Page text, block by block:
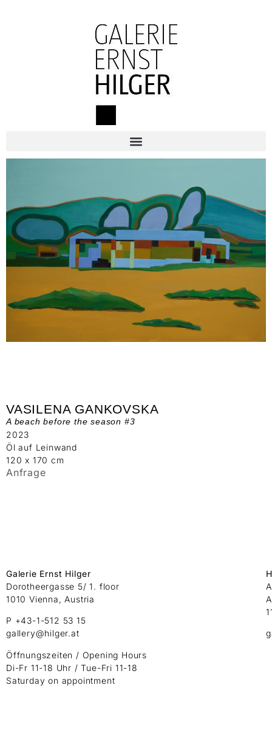
VASILENA GANKOVSKA
A beach before the season #3
2023
Öl auf Leinwand
120 x 170 cm
Anfrage
Galerie Ernst Hilger
Dorotheergasse 5/ 1. floor
1010 Vienna, Austria
P +43-1-512 53 15
gallery@hilger.at
Öffnungszeiten / Opening Hours
Di-Fr 11-18 Uhr / Tue-Fri 11-18
Saturday on appointment